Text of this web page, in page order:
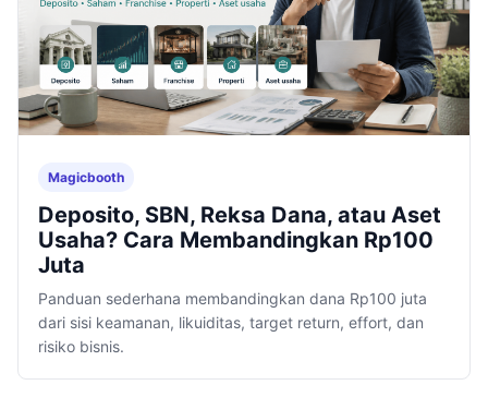
Magicbooth
Deposito, SBN, Reksa Dana, atau Aset
Usaha? Cara Membandingkan Rp100
Juta
Panduan sederhana membandingkan dana Rp100 juta
dari sisi keamanan, likuiditas, target return, effort, dan
risiko bisnis.